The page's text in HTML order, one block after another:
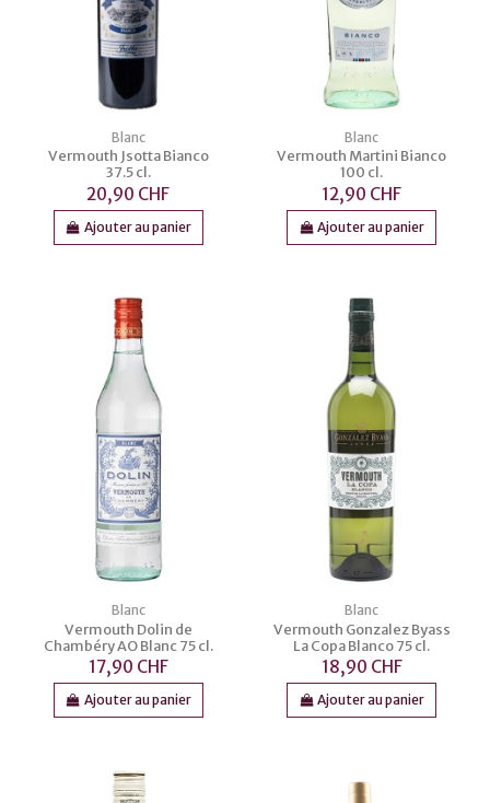
Blanc
Vermouth Jsotta Bianco
37.5 cl.
20,90 CHF
Ajouter au panier
Blanc
Vermouth Martini Bianco
100 cl.
12,90 CHF
Ajouter au panier
Blanc
Vermouth Dolin de
Chambéry AO Blanc 75 cl.
17,90 CHF
Ajouter au panier
Blanc
Vermouth Gonzalez Byass
La Copa Blanco 75 cl.
18,90 CHF
Ajouter au panier